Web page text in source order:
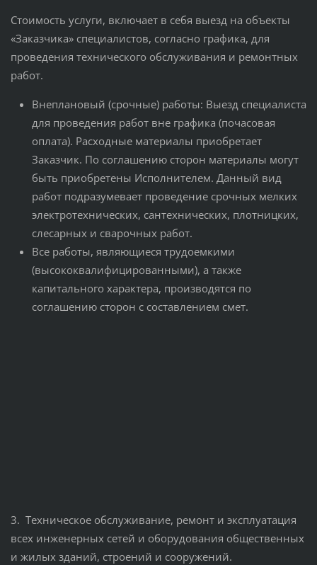
Стоимость услуги, включает в себя выезд на объекты
«Заказчика» специалистов, согласно графика, для
проведения технического обслуживания и ремонтных
работ.
Внеплановый (срочные) работы: Выезд специалиста
для проведения работ вне графика (почасовая
оплата). Расходные материалы приобретает
Заказчик. По соглашению сторон материалы могут
быть приобретены Исполнителем. Данный вид
работ подразумевает проведение срочных мелких
электротехнических, сантехнических, плотницких,
слесарных и сварочных работ.
Все работы, являющиеся трудоемкими
(высококвалифицированными), а также
капитального характера, производятся по
соглашению сторон с составлением смет.
3. Техническое обслуживание, ремонт и эксплуатация
всех инженерных сетей и оборудования общественных
и жилых зданий, строений и сооружений.